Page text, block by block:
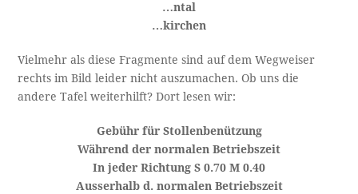
…ntal
…kirchen
Vielmehr als diese Fragmente sind auf dem Wegweiser
rechts im Bild leider nicht auszumachen. Ob uns die
andere Tafel weiterhilft? Dort lesen wir:
Gebühr für Stollenbenützung
Während der normalen Betriebszeit
In jeder Richtung S 0.70 M 0.40
Ausserhalb d. normalen Betriebszeit